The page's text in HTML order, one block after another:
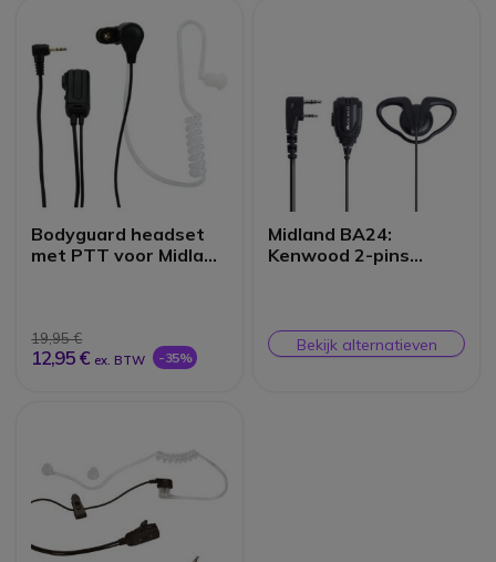
Bodyguard headset
met PTT voor Midland
19,95 €
12,95 € ex. BTW -35%
Midland BA24:
Kenwood 2-pins
Bekijk alternatieven